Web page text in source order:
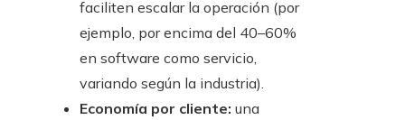
faciliten escalar la operación (por
ejemplo, por encima del 40–60%
en software como servicio,
variando según la industria).
Economía por cliente: una